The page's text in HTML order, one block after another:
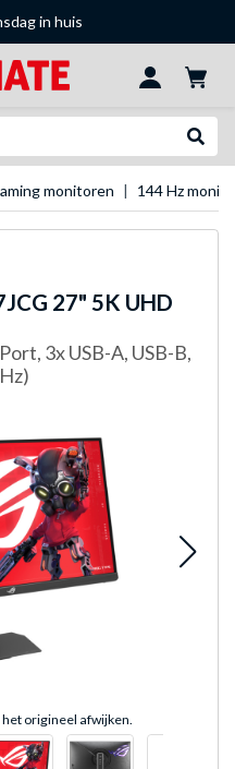
in huis
monitoren 144 Hz
27" 5K UHD
3x USB-A, USB-B,
origineel afwijken.